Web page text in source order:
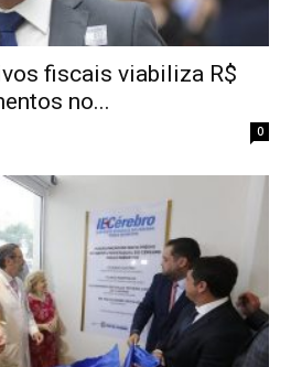
fiscais viabiliza R$
no...
0